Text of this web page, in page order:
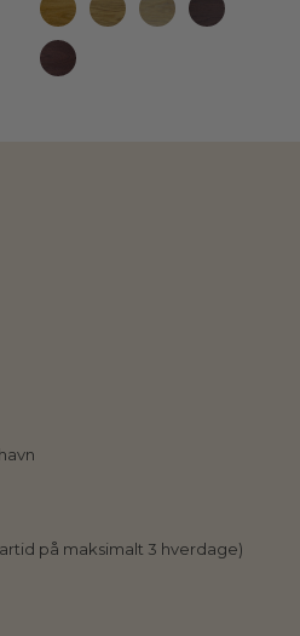
46.400,00 kr.
på maksimalt 3 hverdage)